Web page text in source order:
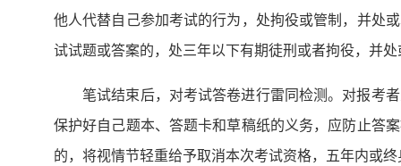
他人代替自己参加考试的行为，处拘役或管制，并处
试试题或答案的，处三年以下有期徒刑或者拘役，并
笔试结束后，对考试答卷进行雷同检测。对报考
保护好自己题本、答题卡和草稿纸的义务，应防止答
的，将视情节轻重给予取消本次考试资格，五年内或